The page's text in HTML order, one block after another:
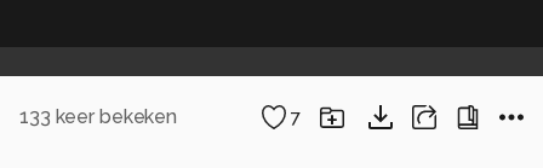
133 keer bekeken 7